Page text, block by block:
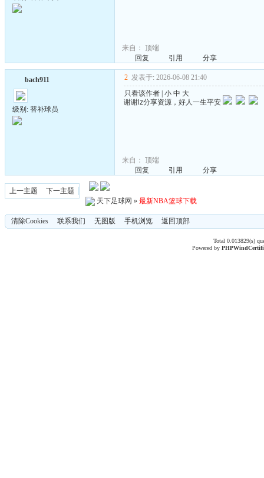
来自： 顶端
回复
引用 分享
bach911
级别: 替补球员
2 发表于: 2026-06-08 21:40
只看该作者 小 中 大
谢谢lz分享资源，好人一生平安
来自： 顶端
回复
引用 分享
上一主题
下一主题
天下足球网 » 最新NBA篮球下载
清除Cookies 联系我们 无图版 手机浏览 返回顶部
Total 0.013829(s)
Powered byPHPWind